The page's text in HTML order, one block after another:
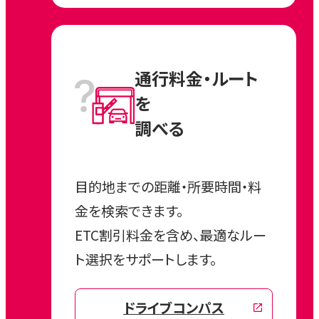
通行料金・ルート
を
調べる
目的地までの距離・所要時間・料
金を検索できます。
ETC割引料金を含め、最適なルー
ト選択をサポートします。
ドライブコンパス